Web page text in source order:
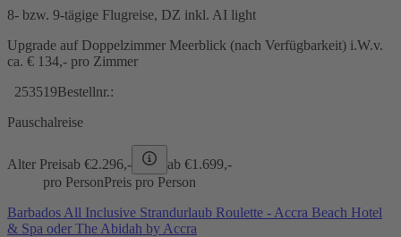
8- bzw. 9-tägige Flugreise, DZ inkl. AI light
Upgrade auf Doppelzimmer Meerblick (nach Verfügbarkeit) i.W.v.
ca. € 134,- pro Zimmer
253519Bestellnr.:
Pauschalreise
Alter Preisab €2.296,- ab €1.699,-
pro PersonPreis pro Person
Barbados All Inclusive Strandurlaub Roulette - Accra Beach Hotel
& Spa oder The Abidah by Accra